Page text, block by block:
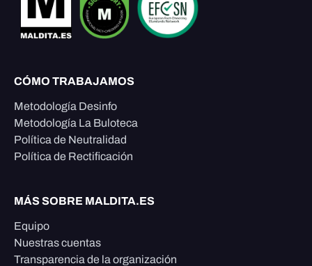
CÓMO TRABAJAMOS
Metodología Desinfo
Metodología La Buloteca
Política de Neutralidad
Política de Rectificación
MÁS SOBRE MALDITA.ES
Equipo
Nuestras cuentas
Transparencia de la organización